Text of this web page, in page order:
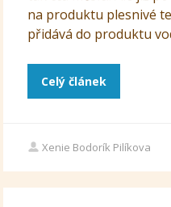
na produktu plesnivé
přidává do produktu
Celý článek
Xenie Bodorík Pilíkova